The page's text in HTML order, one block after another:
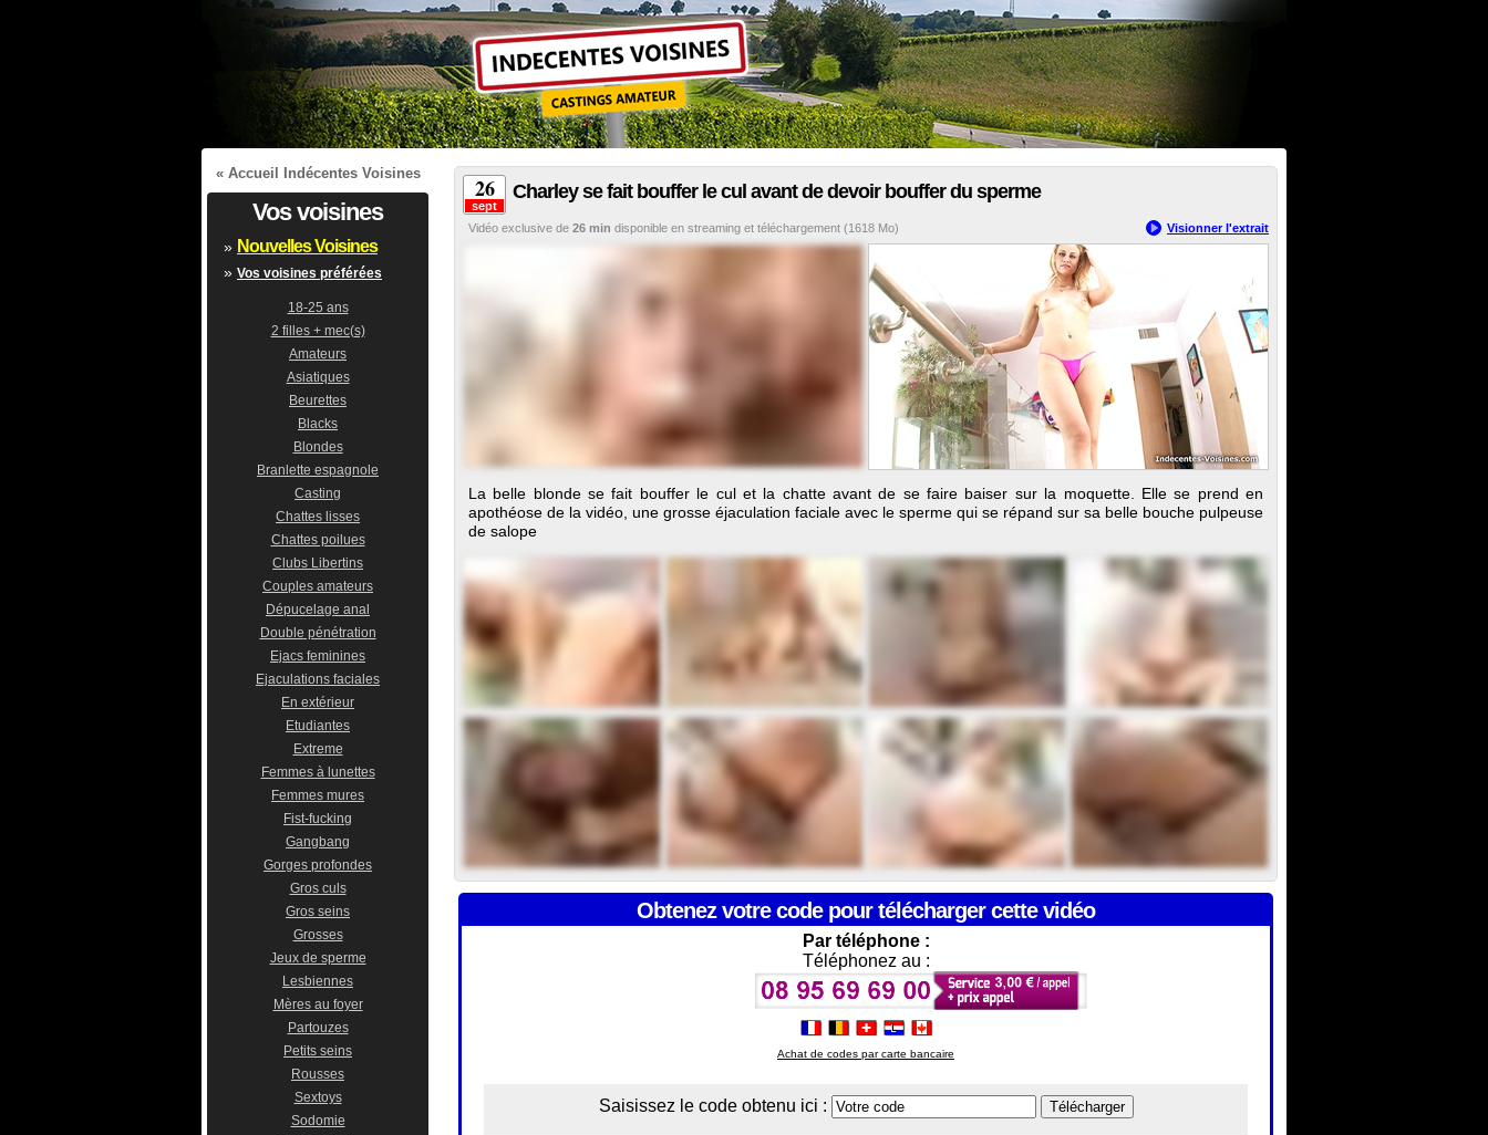
26
sept
Charley se fait bouffer le cul avant de devoir bouffer du sperme
Vidéo exclusive de 26 min disponible en streaming et téléchargement (1618 Mo) Visionner l'extrait
La belle blonde se fait bouffer le cul et la chatte avant de se faire baiser sur la moquette. Elle se prend en
apothéose de la vidéo, une grosse éjaculation faciale avec le sperme qui se répand sur sa belle bouche pulpeuse
de salope
Obtenez votre code pour télécharger cette vidéo
Par téléphone :
Téléphonez au :
Achat de codes par carte bancaire
Saisissez le code obtenu ici :
« Accueil Indécentes Voisines
Vos voisines
» Nouvelles Voisines
» Vos voisines préférées
18-25 ans
2 filles + mec(s)
Amateurs
Asiatiques
Beurettes
Blacks
Blondes
Branlette espagnole
Casting
Chattes lisses
Chattes poilues
Clubs Libertins
Couples amateurs
Dépucelage anal
Double pénétration
Ejacs feminines
Ejaculations faciales
En extérieur
Etudiantes
Extreme
Femmes à lunettes
Femmes mures
Fist-fucking
Gangbang
Gorges profondes
Gros culs
Gros seins
Grosses
Jeux de sperme
Lesbiennes
Mères au foyer
Partouzes
Petits seins
Rousses
Sextoys
Sodomie